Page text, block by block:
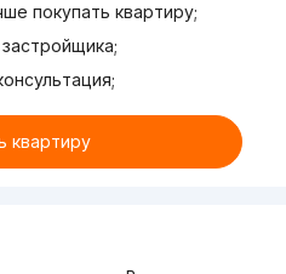
покупать квартиру;
квартиру